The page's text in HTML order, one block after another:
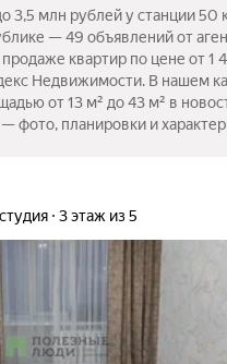
3,5 млн рублей у станции 50
— 49 объявлений от
квартир по цене от
Недвижимости. В нашем
от 13 м² до 43 м² в
фото, планировки и
3 этаж из 5